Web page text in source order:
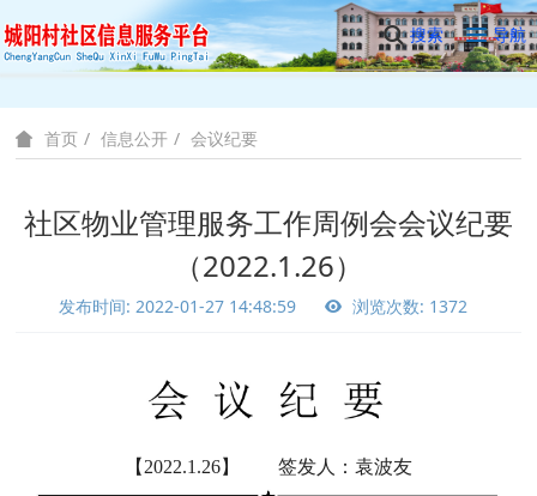
搜索 导航
首页 信息公开 会议纪要
社区物业管理服务工作周例会会议纪要
（2022.1.26）
发布时间: 2022-01-27 14:48:59 浏览次数: 1372
【2022.1.26】 签发人：袁波友